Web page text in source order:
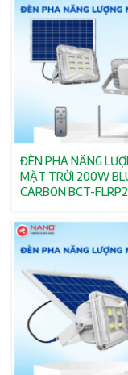
ĐÈN PHA NĂNG
MẶT TRỜI 200W
CARBON BCT-